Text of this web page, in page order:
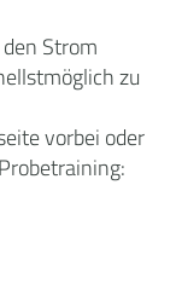
Strom
zu
vorbei oder